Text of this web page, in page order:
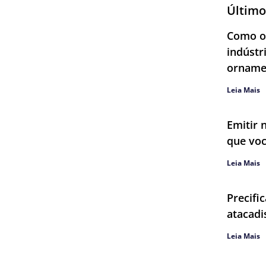
Como
Leia Mais
Emitir
que
Leia Mais
Leia Mais